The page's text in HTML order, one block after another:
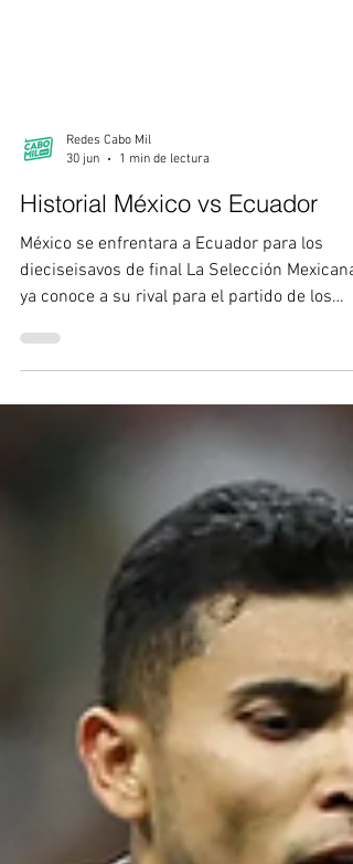
Redes Cabo Mil
30 jun
1 min de lectura
Historial México vs Ecuador
México se enfrentara a Ecuador para los
dieciseisavos de final La Selección Mexicana
Ecuador. El historial favorece al equipo
Mundo México vs Ecuador: Historial en
Mundiales México y Ecuador solo se han
enfrentado una vez en Mundiales. Fue en la
fase de grupos de Corea-Japón 2002, cuando
el Tri ganó 2-1 con goles